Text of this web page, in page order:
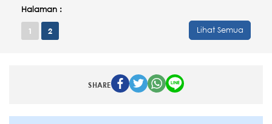
Halaman :
1 2 Lihat Semua
SHARE